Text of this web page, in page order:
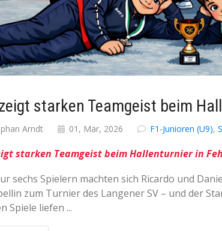
starken Teamgeist beim
Arndt 01, Mär, 2026 F1-Junioren (U9),
starken Teamgeist beim Hallenturnier in
sechs Spielern machten sich Ricardo und
zum Turnier des Langener SV – und der
Spiele liefen ...